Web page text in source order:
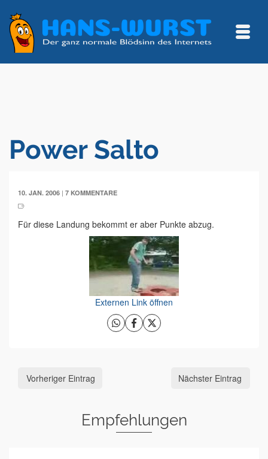
Power Salto
10. JAN. 2006 | 7 KOMMENTARE
Für diese Landung bekommt er aber Punkte abzug.
Externen Link öffnen
Vorheriger Eintrag Nächster Eintrag
Empfehlungen